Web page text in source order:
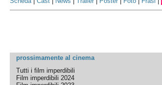
prossimamente al cinema
Tutti i film imperdibili
Film imperdibili 2024